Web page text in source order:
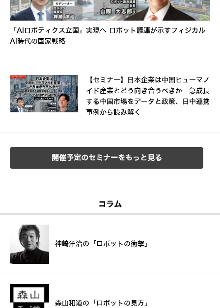
「AIロボティクス立国」実現へ ロボット議連が示すフィジカル
AI時代の国家戦略
【セミナー】日本企業は中国ヒューマノ
イド産業とどう向き合うべきか 急成長
する中国市場をデータと政策、日中連携
事例から読み解く
開催予定のセミナーをもっと見る
コラム
神崎洋治の「ロボットの衝撃」
森山和道の「ロボットの見方」